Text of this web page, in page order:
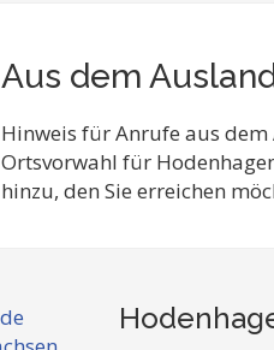
Aus dem
Hinweis für Anrufe aus dem
Ortsvorwahl für
hinzu, den Sie erreichen